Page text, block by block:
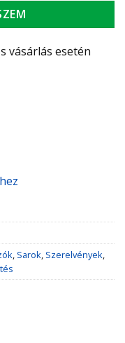
vásárlás esetén
, Sarok, Szerelvények,